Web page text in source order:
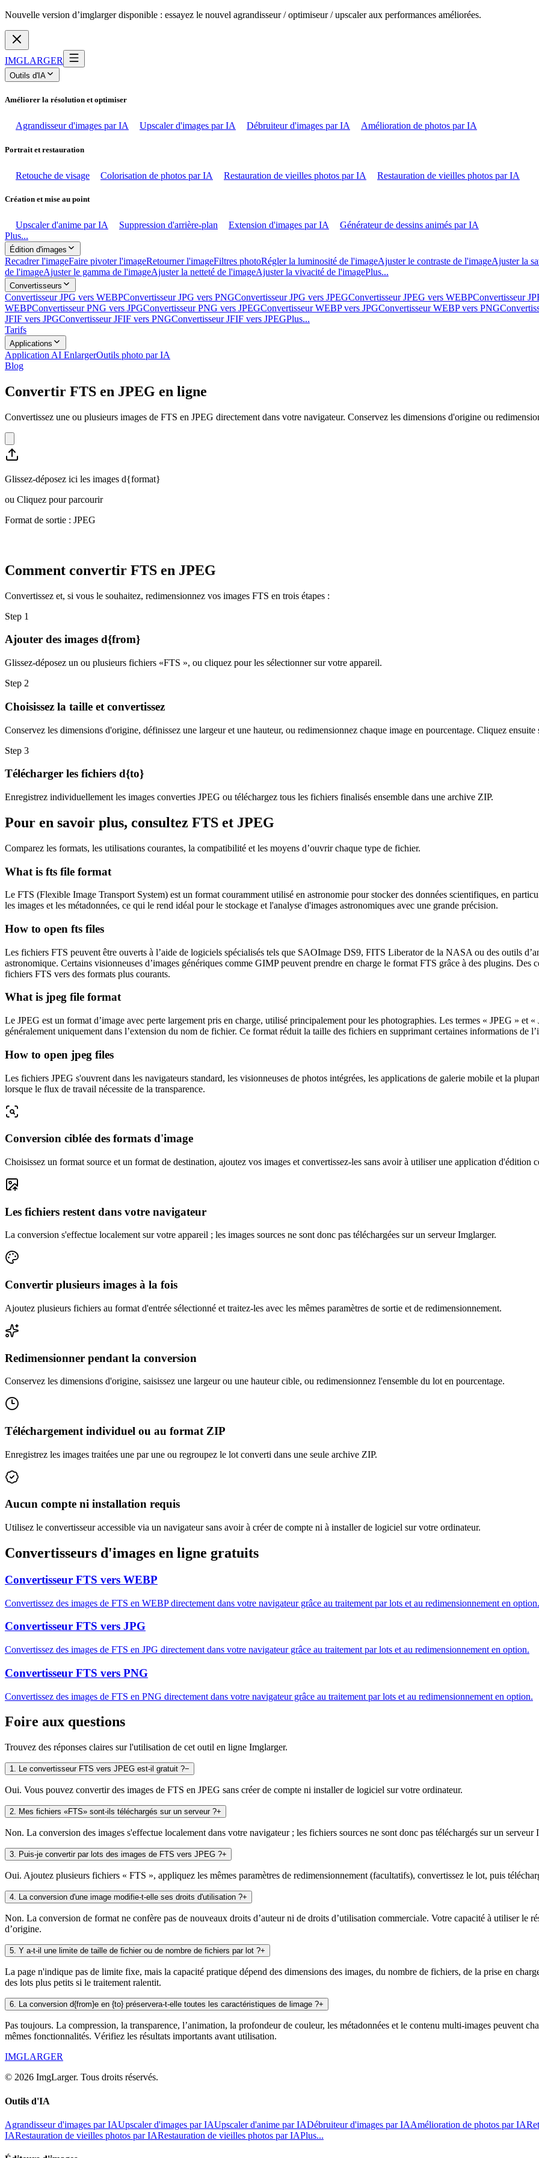
Nouvelle version d’imglarger disponible : essayez le nouvel agrandisseur / optimiseur / upscaler aux performances améliorées.
IMGLARGER
Outils d'IA
Améliorer la résolution et optimiser
Agrandisseur d'images par IA Upscaler d'images par IA Débruiteur d'images par IA Amélioration de photos par IA
Portrait et restauration
Retouche de visage Colorisation de photos par IA Restauration de vieilles photos par IA Restauration de vieilles photos par IA
Création et mise au point
Upscaler d'anime par IA Suppression d'arrière-plan Extension d'images par IA
Générateur de dessins animés par IA
Plus...
Édition d'images
Recadrer l'imageFaire pivoter l'imageRetourner l'imageFiltres photoRégler la luminosité de l'imageAjuster le contraste de l'imageAjuster la
de l'imageAjuster le gamma de l'imageAjuster la netteté de l'imageAjuster la vivacité de l'imagePlus...
Convertisseurs
Convertisseur JPG vers WEBPConvertisseur JPG vers PNGConvertisseur JPG vers JPEGConvertisseur JPEG vers WEBPConvertisseur
WEBPConvertisseur PNG vers JPGConvertisseur PNG vers JPEGConvertisseur WEBP vers JPGConvertisseur WEBP vers PNG
JFIF vers JPGConvertisseur JFIF vers PNGConvertisseur JFIF vers JPEGPlus...
Tarifs
Applications
Application AI EnlargerOutils photo par IA
Blog
Convertir FTS en JPEG en ligne
Convertissez une ou plusieurs images de FTS en JPEG directement dans votre navigateur. Conservez les dimensions d'origine ou
Glissez-déposez ici les images d{format}
ou Cliquez pour parcourir
Format de sortie : JPEG
Comment convertir FTS en JPEG
Convertissez et, si vous le souhaitez, redimensionnez vos images FTS en trois étapes :
Step 1
Ajouter des images d{from}
Glissez-déposez un ou plusieurs fichiers «FTS », ou cliquez pour les sélectionner sur votre appareil.
Step 2
Choisissez la taille et convertissez
Conservez les dimensions d'origine, définissez une largeur et une hauteur, ou redimensionnez chaque image en pourcentage. Cliquez
Step 3
Télécharger les fichiers d{to}
Enregistrez individuellement les images converties JPEG ou téléchargez tous les fichiers finalisés ensemble dans une archive ZIP.
Pour en savoir plus, consultez FTS et JPEG
Comparez les formats, les utilisations courantes, la compatibilité et les moyens d’ouvrir chaque type de fichier.
What is fts file format
Le FTS (Flexible Image Transport System) est un format couramment utilisé en astronomie pour stocker des données scientifiques, en
les images et les métadonnées, ce qui le rend idéal pour le stockage et l'analyse d'images astronomiques avec une grande précision.
How to open fts files
Les fichiers FTS peuvent être ouverts à l’aide de logiciels spécialisés tels que SAOImage DS9, FITS Liberator de la NASA ou des outils
astronomique. Certains visionneuses d’images génériques comme GIMP peuvent prendre en charge le format FTS grâce à des plugins.
fichiers FTS vers des formats plus courants.
What is jpeg file format
Le JPEG est un format d’image avec perte largement pris en charge, utilisé principalement pour les photographies. Les termes « JPEG » et
généralement uniquement dans l’extension du nom de fichier. Ce format réduit la taille des fichiers en supprimant certaines informations de
How to open jpeg files
Les fichiers JPEG s'ouvrent dans les navigateurs standard, les visionneuses de photos intégrées, les applications de galerie mobile et la
lorsque le flux de travail nécessite de la transparence.
Conversion ciblée des formats d'image
Choisissez un format source et un format de destination, ajoutez vos images et convertissez-les sans avoir à utiliser une application d'édition
Les fichiers restent dans votre navigateur
La conversion s'effectue localement sur votre appareil ; les images sources ne sont donc pas téléchargées sur un serveur Imglarger.
Convertir plusieurs images à la fois
Ajoutez plusieurs fichiers au format d'entrée sélectionné et traitez-les avec les mêmes paramètres de sortie et de redimensionnement.
Redimensionner pendant la conversion
Conservez les dimensions d'origine, saisissez une largeur ou une hauteur cible, ou redimensionnez l'ensemble du lot en pourcentage.
Téléchargement individuel ou au format ZIP
Enregistrez les images traitées une par une ou regroupez le lot converti dans une seule archive ZIP.
Aucun compte ni installation requis
Utilisez le convertisseur accessible via un navigateur sans avoir à créer de compte ni à installer de logiciel sur votre ordinateur.
Convertisseurs d'images en ligne gratuits
Convertisseur FTS vers WEBP
Convertissez des images de FTS en WEBP directement dans votre navigateur grâce au traitement par lots et au redimensionnement en option.
Convertisseur FTS vers JPG
Convertissez des images de FTS en JPG directement dans votre navigateur grâce au traitement par lots et au redimensionnement en option.
Convertisseur FTS vers PNG
Convertissez des images de FTS en PNG directement dans votre navigateur grâce au traitement par lots et au redimensionnement en option.
Foire aux questions
Trouvez des réponses claires sur l'utilisation de cet outil en ligne Imglarger.
1. Le convertisseur FTS vers JPEG est-il gratuit ?−
Oui. Vous pouvez convertir des images de FTS en JPEG sans créer de compte ni installer de logiciel sur votre ordinateur.
2. Mes fichiers «FTS» sont-ils téléchargés sur un serveur ?+
Non. La conversion des images s'effectue localement dans votre navigateur ; les fichiers sources ne sont donc pas téléchargés sur un serveur
3. Puis-je convertir par lots des images de FTS vers JPEG ?+
Oui. Ajoutez plusieurs fichiers « FTS », appliquez les mêmes paramètres de redimensionnement (facultatifs), convertissez le lot, puis
4. La conversion d'une image modifie-t-elle ses droits d'utilisation ?+
Non. La conversion de format ne confère pas de nouveaux droits d’auteur ni de droits d’utilisation commerciale. Votre capacité à utiliser le
d’origine.
5. Y a-t-il une limite de taille de fichier ou de nombre de fichiers par lot ?+
La page n'indique pas de limite fixe, mais la capacité pratique dépend des dimensions des images, du nombre de fichiers, de la prise en
des lots plus petits si le traitement ralentit.
6. La conversion d{from}e en {to} préservera-t-elle toutes les caractéristiques de limage ?+
Pas toujours. La compression, la transparence, l’animation, la profondeur de couleur, les métadonnées et le contenu multi-images peuvent
mêmes fonctionnalités. Vérifiez les résultats importants avant utilisation.
IMGLARGER
© 2026 ImgLarger. Tous droits réservés.
Outils d'IA
Agrandisseur d'images par IAUpscaler d'images par IAUpscaler d'anime par IADébruiteur d'images par IAAmélioration de photos par IA
IARestauration de vieilles photos par IARestauration de vieilles photos par IAPlus...